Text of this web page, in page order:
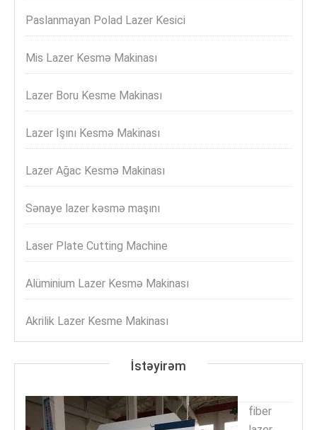
Paslanmayan Polad Lazer Kesici
Mis Lazer Kesmə Makinası
Lazer Boru Kesme Makinası
Lazer Işını Kesmə Makinası
Lazer Ağac Kesmə Makinası
Sənaye lazer kəsmə maşını
Laser Plate Cutting Machine
Alüminium Lazer Kesmə Makinası
Akrilik Lazer Kesme Makinası
İstəyirəm
fiber